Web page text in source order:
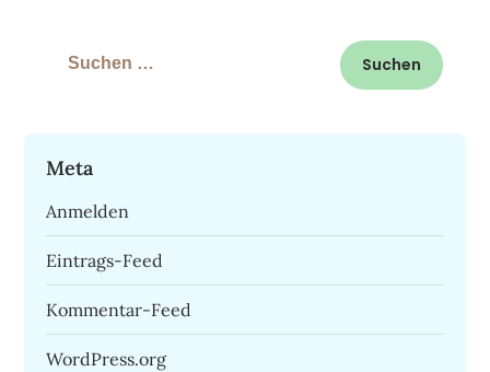
Suchen
Meta
Anmelden
Eintrags-Feed
Kommentar-Feed
WordPress.org